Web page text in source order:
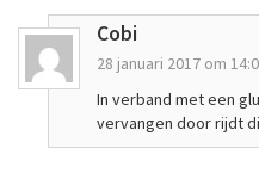
Cobi
28 januari 2017 om
In verband met een
vervangen door rijdt